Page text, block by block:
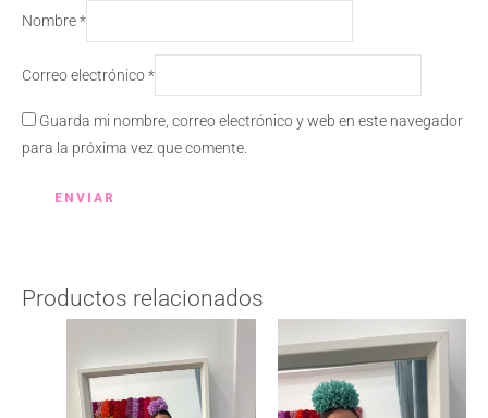
Nombre*
Correo electrónico*
Guarda mi nombre, correo electrónico y web en este navegador
para la próxima vez que comente.
Productos relacionados